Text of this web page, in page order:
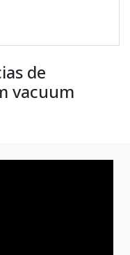
de
vacuum